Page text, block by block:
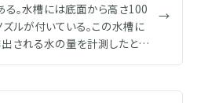
。水槽には底面から高さ100
ルが付いている。この水槽に
される水の量を計測したとこ
。このときの水槽の液深とし
ないものとし、ノズルからの
→